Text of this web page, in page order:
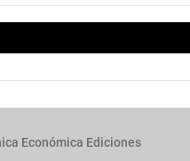
Económica Ediciones